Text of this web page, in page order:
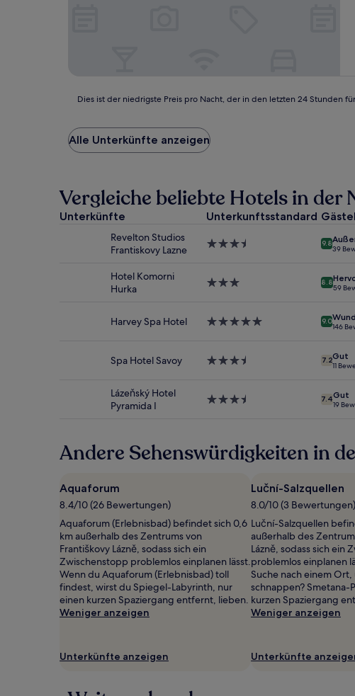
Dies
der
niedrigste
Preis
der
in
den
24 Stunden
Aufenthalt
2 Erwachsenen
Verfügbarkeiten
können
Bedingungen
gelten.
Dies ist der niedrigste Preis pro Nacht, der in den letzten 24 Stunden
Alle Unterkünfte anzeigen
Vergleiche beliebte Hotels in
Unterkünfte Unterkunftsstandard
Revelton Studios
Frantiskovy Lazne
3.5-
9.8
39
Hotel Komorni
Hurka
3.0-
8.8
59
Harvey Spa Hotel
5.0-
9.0
146
Spa Hotel Savoy
3.5-
7.2Gut
11
Lázeňský Hotel
Pyramida I
3.5-
7.4Gut
19
Andere Sehenswürdigkeiten in
Aquaforum
8.4/10 (26 Bewertungen)
Aquaforum (Erlebnisbad) befindet sich 0,6
km außerhalb des Zentrums von
Františkovy Lázně, sodass sich ein
Zwischenstopp problemlos einplanen lässt.
Wenn du Aquaforum (Erlebnisbad) toll
findest, wirst du Spiegel-Labyrinth, nur
einen kurzen Spaziergang entfernt, lieben.
Weniger anzeigen
Unterkünfte anzeigen
Luční-Salzquellen
8.0/10 (3 Bewertungen)
Luční-Salzquellen
außerhalb des
Lázně, sodass sich ein
problemlos einplanen
Suche nach einem Ort,
schnappen? Smetana-
kurzen Spaziergang
Weniger anzeigen
Unterkünfte